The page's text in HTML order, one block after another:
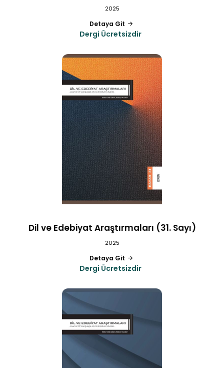
2025
Detaya Git
Dergi Ücretsizdir
Dil ve Edebiyat Araştırmaları (31. Sayı)
2025
Detaya Git
Dergi Ücretsizdir